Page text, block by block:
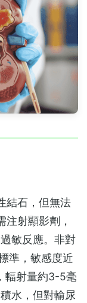
結石，但無法
射顯影劑，
敏反應。非對
準，敏感度近
輻射量約3-5毫
水，但對輸尿